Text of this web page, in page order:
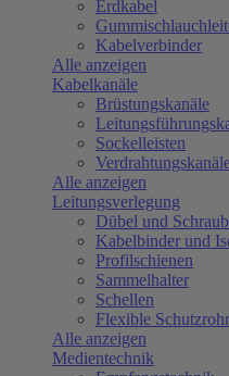
Erdkabel
Kabelverbinder
Alle anzeigen
Kabelkanäle
Brüstungskanäle
Sockelleisten
Alle anzeigen
Leitungsverlegung
Dübel und
Kabelbinder und
Profilschienen
Sammelhalter
Schellen
Flexible
Alle anzeigen
Medientechnik